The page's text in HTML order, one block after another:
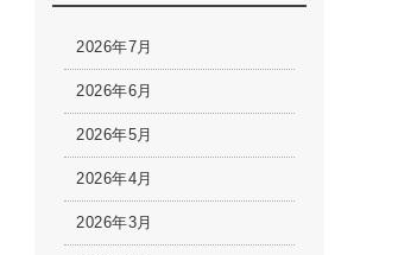
2026年7月
2026年6月
2026年5月
2026年4月
2026年3月